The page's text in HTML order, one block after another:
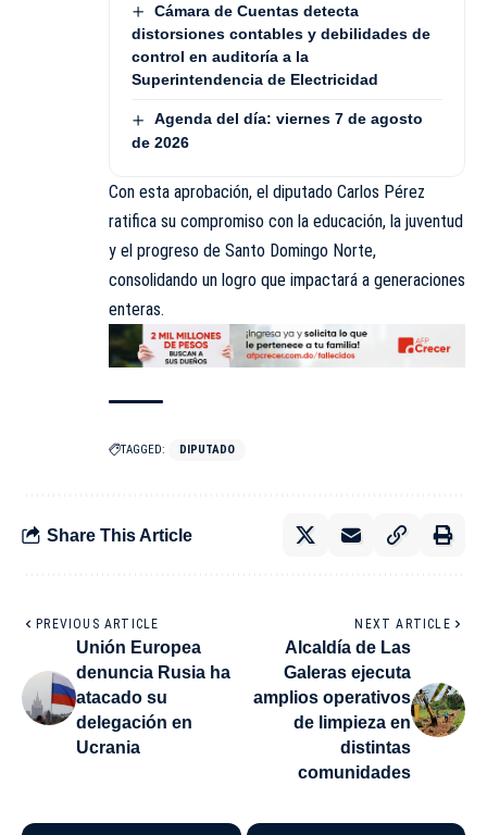
Cámara de Cuentas detecta
distorsiones contables y debilidades de
control en auditoría a la
Superintendencia de Electricidad
Agenda del día: viernes 7 de agosto
de 2026
Con esta aprobación, el diputado Carlos Pérez
ratifica su compromiso con la educación, la juventud
y el progreso de Santo Domingo Norte,
consolidando un logro que impactará a generaciones
enteras.
TAGGED: DIPUTADO
Share This Article
PREVIOUS ARTICLE
Unión Europea
denuncia Rusia ha
atacado su
delegación en
Ucrania
NEXT ARTICLE
Alcaldía de Las
Galeras ejecuta
amplios operativos
de limpieza en
distintas
comunidades